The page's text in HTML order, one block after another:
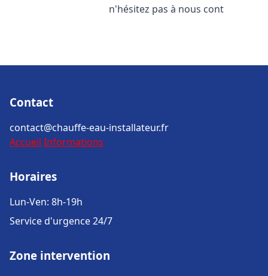
n'hésitez pas à nous cont
Contact
contact@chauffe-eau-installateur.fr
Accueil Informations
Horaires
Lun-Ven: 8h-19h
Service d'urgence 24/7
Zone intervention